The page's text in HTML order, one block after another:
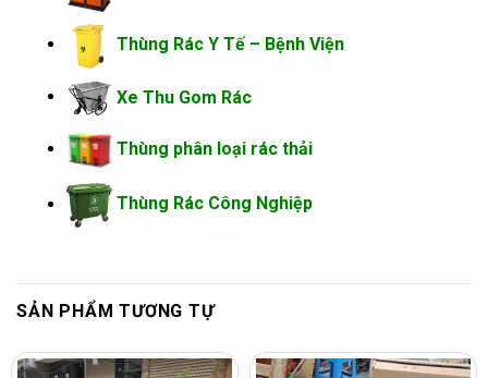
Thùng Rác Y Tế – Bệnh Viện
Xe Thu Gom Rác
Thùng phân loại rác thải
Thùng Rác Công Nghiệp
SẢN PHẨM TƯƠNG TỰ